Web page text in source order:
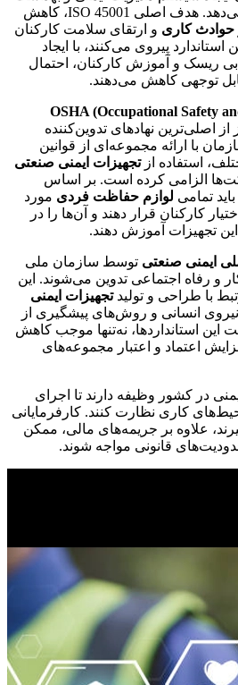
شغلی در سازمان‌ها ارائه می‌دهد. هدف اصلی ISO 45001، کاهش
حوادث کاری و ارتقای سلامت کارکنان
پیروی می‌کنند، با ایجاد
ریسک و آموزش کارکنان، احتمال
توجهی کاهش می‌دهند.
OSHA (Occupational Safety
از اصلی‌ترین نهادهای تدوین‌کننده
با ارائه مجموعه‌ای از قوانین
استفاده ازتجهیزات ایمنی صنعتی
الزامی کرده است. بر اساس
لوازم حفاظت فردی مورد
کارکنان قرار دهند و آن‌ها را در
تجهیزات آموزش دهند.
ایمنی صنعتی توسط سازمان ملی
و رفاه اجتماعی تدوین می‌شوند. این
با طراحی و تولیدتجهیزات ایمنی
انسانی و روش‌های پیشگیری از
استانداردها، نه‌تنها موجب کاهش
اعتماد و اعتبار مجموعه‌های
در کشور وظیفه دارند تا اجرای
کاری نظارت کنند. کارفرمایانی
علاوه بر جریمه‌های مالی، ممکن
قانونی مواجه شوند.